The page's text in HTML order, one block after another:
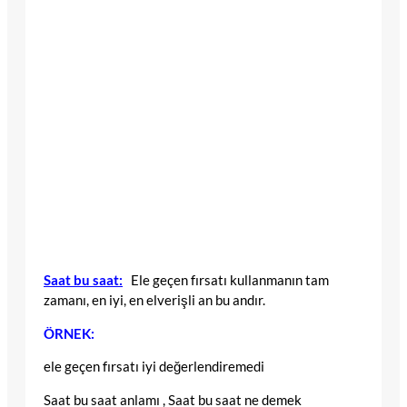
Saat bu saat: Ele geçen fırsatı kullanmanın tam
zamanı, en iyi, en elverişli an bu andır.
ÖRNEK:
ele geçen fırsatı iyi değerlendiremedi
Saat bu saat anlamı , Saat bu saat ne demek